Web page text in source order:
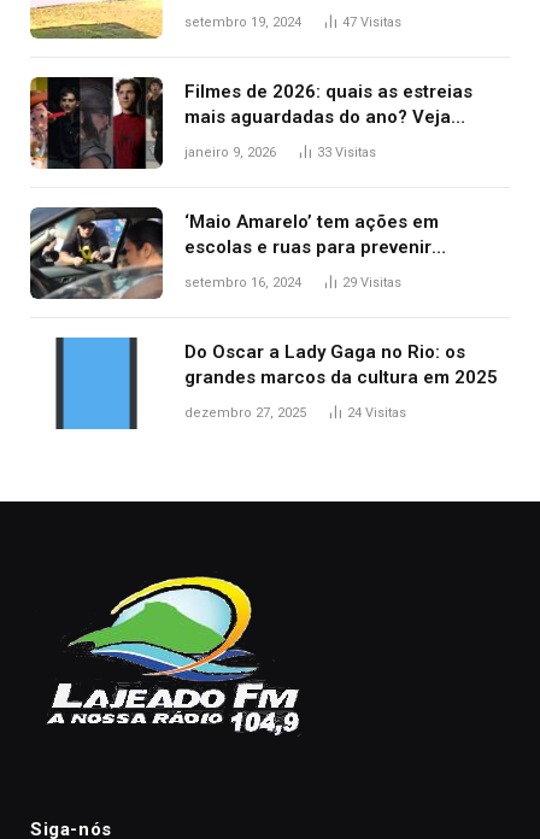
durante confusão no trânsito
setembro 19, 2024 47 Visitas
Filmes de 2026: quais as estreias
mais aguardadas do ano? Veja
principais lançamentos do cinema
janeiro 9, 2026 33 Visitas
‘Maio Amarelo’ tem ações em
escolas e ruas para prevenir
acidentes no trânsito no AP
setembro 16, 2024 29 Visitas
Do Oscar a Lady Gaga no Rio: os
grandes marcos da cultura em 2025
dezembro 27, 2025 24 Visitas
Siga-nós